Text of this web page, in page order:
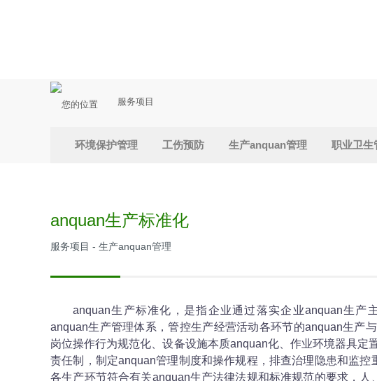
服务项目
环境保护管理 工伤预防 生产anquan管理 职业卫生
anquan生产标准化
服务项目 - 生产anquan管理
anquan生产标准化，是指企业通过落实企业anquan生产
anquan生产管理体系，管控生产经营活动各环节的anquan生产
岗位操作行为规范化、设备设施本质anquan化、作业环境器具定
责任制，制定anquan管理制度和操作规程，排查治理隐患和监
各生产环节符合有关anquan生产法律法规和标准规范的要求，